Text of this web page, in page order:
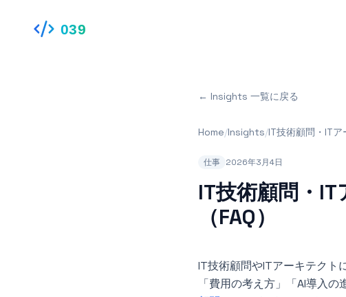
039
← Insights 一覧に戻る
Home/Insights/IT技術顧問・ITア
仕事 2026年3月4日
IT技術顧問・
（FAQ）
IT技術顧問やITアーキテクト
「費用の考え方」「AI導入